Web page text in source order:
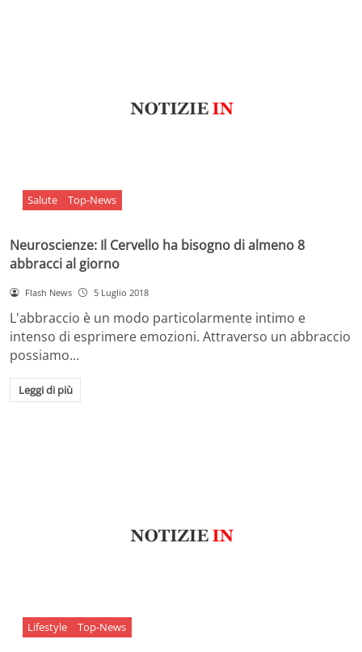
Salute Top-News
Neuroscienze: Il Cervello ha bisogno di almeno 8
abbracci al giorno
Flash News 5 Luglio 2018
L'abbraccio è un modo particolarmente intimo e
intenso di esprimere emozioni. Attraverso un abbraccio
possiamo…
Leggi di più
Lifestyle Top-News